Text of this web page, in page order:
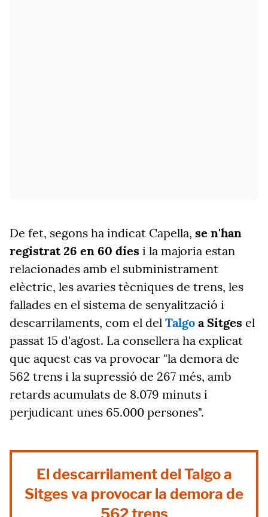
De fet, segons ha indicat Capella, se n'han
registrat 26 en 60 dies i la majoria estan
relacionades amb el subministrament
elèctric, les avaries tècniques de trens, les
fallades en el sistema de senyalització i
descarrilaments, com el del Talgo a Sitges el
passat 15 d'agost. La consellera ha explicat
que aquest cas va provocar "la demora de
562 trens i la supressió de 267 més, amb
retards acumulats de 8.079 minuts i
perjudicant unes 65.000 persones".
El descarrilament del Talgo a
Sitges va provocar la demora de